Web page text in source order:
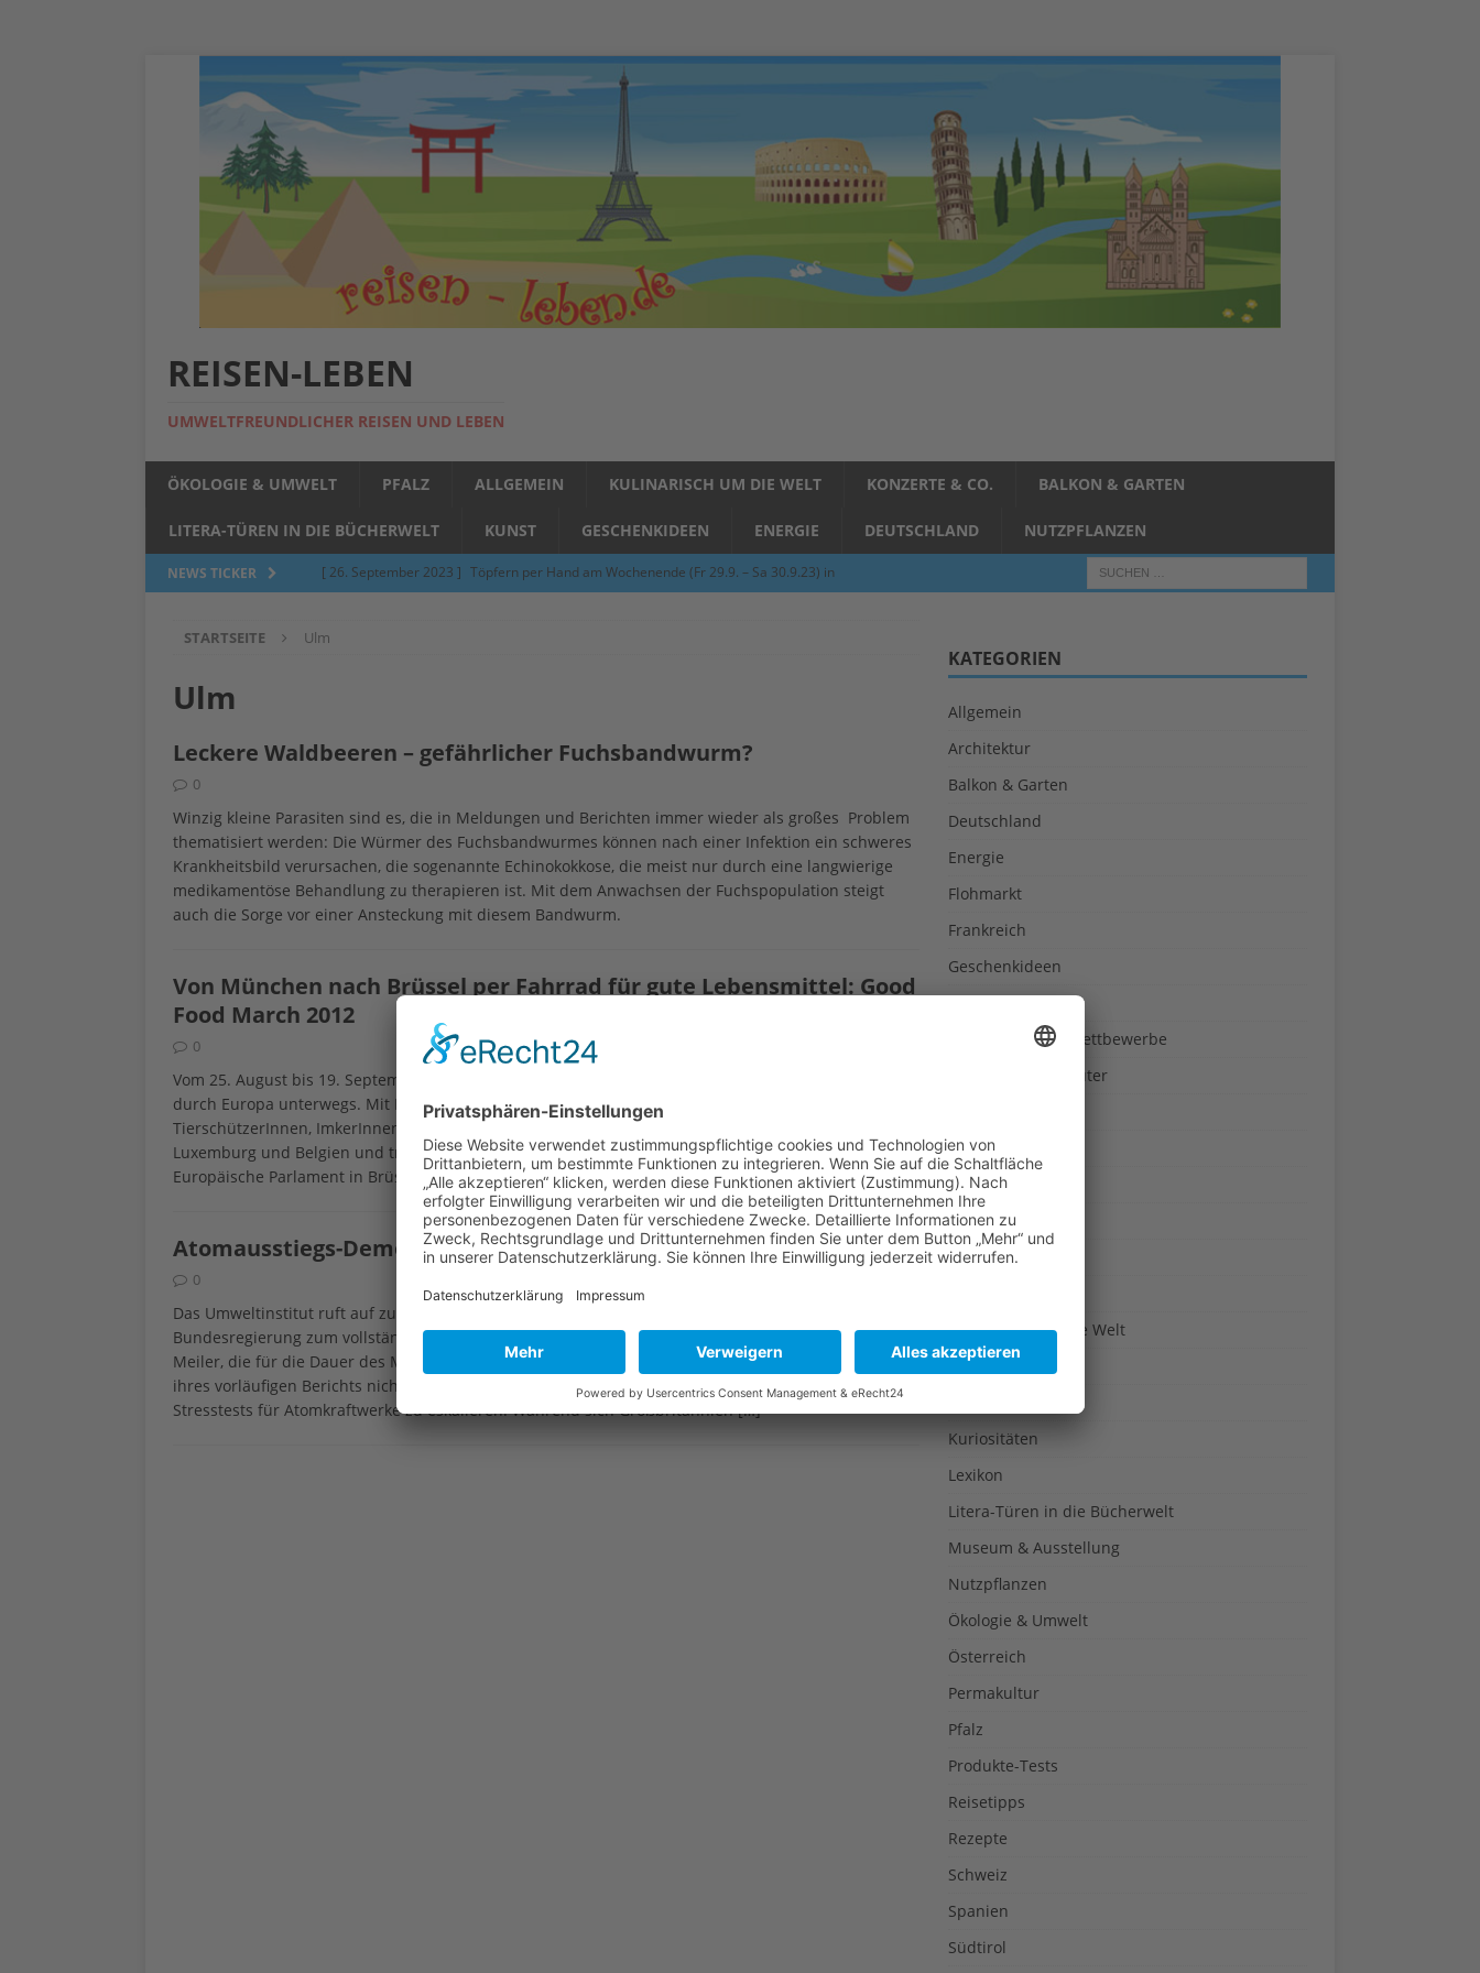
REISEN-LEBEN
UMWELTFREUNDLICHER REISEN UND LEBEN
ÖKOLOGIE & UMWELT PFALZ ALLGEMEIN KULINARISCH UM DIE WELT KONZERTE & CO. BALKON & GARTEN
LITERA-TÜREN IN DIE BÜCHERWELT KUNST GESCHENKIDEEN ENERGIE DEUTSCHLAND NUTZPFLANZEN
NEWS TICKER [ 26. September 2023 ] Töpfern per Hand am Wochenende (Fr 29.9. – Sa 30.9.23) in
[ 5. Juni 2023 ]
[ 24. März 2023 ] Töpfern per Hand am Abend in Limburgerhof
ALLGEMEIN
[ 12. Juni 2014 ]
Grasmilben (Herbstgrasmilben, Erntemilben) sind unterwegs: Das große
Jucken auf acht Beinen…
GESUNDHEIT
STARTSEITE Ulm
Ulm
Leckere Waldbeeren – gefährlicher Fuchsbandwurm?
0
Winzig kleine Parasiten sind es, die in Meldungen und Berichten immer wieder als großes Problem
thematisiert werden: Die Würmer des Fuchsbandwurmes können nach einer Infektion ein schweres
Krankheitsbild verursachen, die sogenannte Echinokokkose, die meist nur durch eine langwierige
medikamentöse Behandlung zu therapieren ist. Mit dem Anwachsen der Fuchspopulation steigt
auch die Sorge vor einer Ansteckung mit diesem Bandwurm.
Von München nach Brüssel per Fahrrad für gute Lebensmittel: Good
Food March 2012
0
Vom 25. August bis 19. September 2012 ist der Good Food March von München nach Brüssel quer
durch Europa unterwegs. Mit Fahrrädern und Traktoren fahren VerbraucherInnen, Umwelt- und
TierschützerInnen, ImkerInnen und BäuerInnen rund 900 km durch Süddeutschland, Frankreich,
Luxemburg und Belgien und tragen ihren Protest gegen die derzeitige Agrarpolitik bis vor das
Europäische Parlament in Brüssel. Parallel dazu finden in […]
Atomausstiegs-Demo in 21 Städten am 28.5.2011
0
Das Umweltinstitut ruft auf zu einer Großdemo zum Atomausstieg: „Die Ethikkommission rät der
Bundesregierung zum vollständigen Ausstieg aus der Atomenergie bis 2021. Die sieben ältesten
Meiler, die für die Dauer des Moratoriums abgeschaltet wurden plus AKW Krümmel, dürften laut
ihres vorläufigen Berichts nicht mehr ans Netz. Derweil droht der Konflikt über europaweite
Stresstests für Atomkraftwerke zu eskalieren. Während sich Großbritannien[…]
KATEGORIEN
Allgemein
Architektur
Balkon & Garten
Deutschland
Energie
Flohmarkt
Frankreich
Geschenkideen
Gewinnspiele & Wettbewerbe
Gewürze und Kräuter
Hochwasser
Ideen-Reich
Italien
Japan
Kulinarisch um die Welt
Kultur
Kuriositäten
Lexikon
Litera-Türen in die Bücherwelt
Museum & Ausstellung
Nutzpflanzen
Ökologie & Umwelt
Österreich
Permakultur
Pfalz
Produkte-Tests
Reisetipps
Rezepte
Schweiz
Spanien
Südtirol